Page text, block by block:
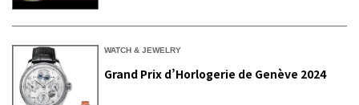
WATCH & JEWELRY
Grand Prix d’Horlogerie de Genève 2024